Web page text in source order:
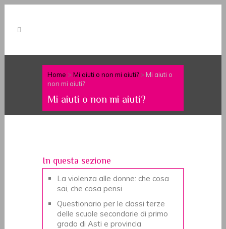
Home >Mi aiuti o non mi aiuti?>Mi aiuti o
non mi aiuti?
Mi aiuti o non mi aiuti?
In questa sezione
La violenza alle donne: che cosa
sai, che cosa pensi
Questionario per le classi terze
delle scuole secondarie di primo
grado di Asti e provincia